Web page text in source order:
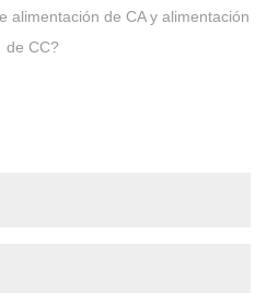
alimentación de CA y alimentación
de CC?